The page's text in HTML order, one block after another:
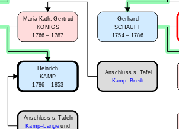
Heinrich
KAMP
1786 – 1853
Maria Kath. Gertrud
KÖNIGS
1766 – 1787
Gerhard
SCHAUFF
1754 – 1786
Anschluss s. Tafeln
Kamp–Langeund
Anschluss s. Tafel
Kamp–Bredt